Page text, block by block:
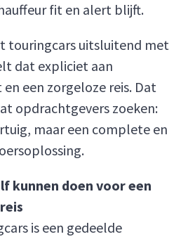
fit en alert blijft.
touringcars uitsluitend met
dat expliciet aan
een zorgeloze reis. Dat
opdrachtgevers zoeken:
maar een complete en
kunnen doen voor een
is een gedeelde